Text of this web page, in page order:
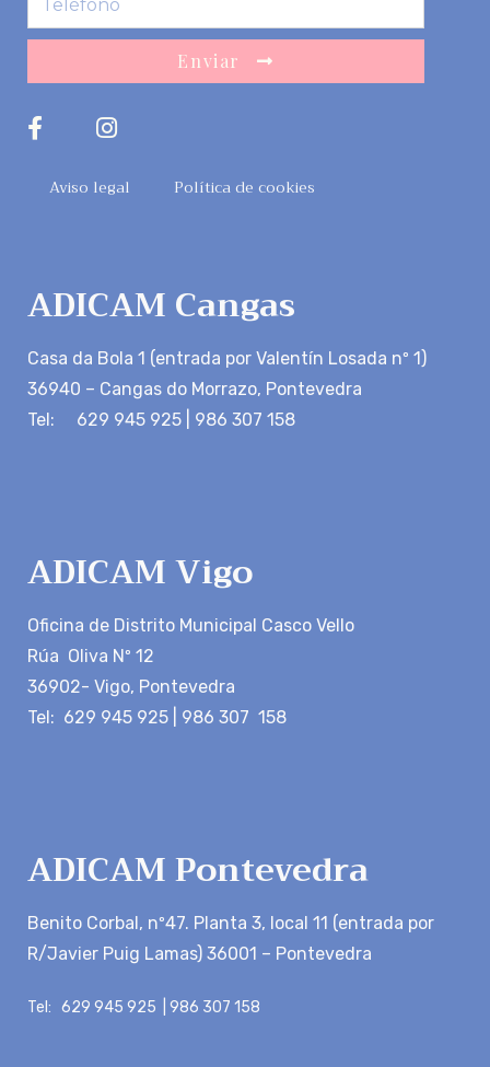
Enviar
Aviso legal Política de cookies
ADICAM Cangas
Casa da Bola 1 (entrada por Valentín Losada nº 1)
36940 – Cangas do Morrazo, Pontevedra
Tel: 629 945 925 | 986 307 158
ADICAM Vigo
Oficina de Distrito Municipal Casco Vello
Rúa Oliva Nº 12
36902- Vigo, Pontevedra
Tel: 629 945 925 | 986 307 158
ADICAM Pontevedra
Benito Corbal, nº47. Planta 3, local 11 (entrada por
R/Javier Puig Lamas) 36001 – Pontevedra
Tel: 629 945 925 | 986 307 158